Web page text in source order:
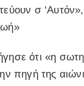
σ
ότι «η
πηγή της